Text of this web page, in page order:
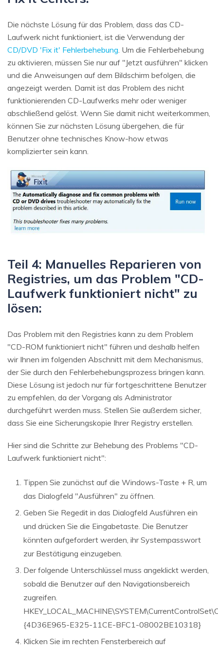
Die nächste Lösung für das Problem, dass das CD-
Laufwerk nicht funktioniert, ist die Verwendung der
CD/DVD 'Fix it' Fehlerbehebung. Um die Fehlerbehebung
zu aktivieren, müssen Sie nur auf "Jetzt ausführen" klicken
und die Anweisungen auf dem Bildschirm befolgen, die
angezeigt werden. Damit ist das Problem des nicht
funktionierenden CD-Laufwerks mehr oder weniger
abschließend gelöst. Wenn Sie damit nicht weiterkommen,
können Sie zur nächsten Lösung übergehen, die für
Benutzer ohne technisches Know-how etwas
komplizierter sein kann.
Teil 4: Manuelles Reparieren von
Registries, um das Problem "CD-
Laufwerk funktioniert nicht" zu
lösen:
Das Problem mit den Registries kann zu dem Problem
"CD-ROM funktioniert nicht" führen und deshalb helfen
wir Ihnen im folgenden Abschnitt mit dem Mechanismus,
der Sie durch den Fehlerbehebungsprozess bringen kann.
Diese Lösung ist jedoch nur für fortgeschrittene Benutzer
zu empfehlen, da der Vorgang als Administrator
durchgeführt werden muss. Stellen Sie außerdem sicher,
dass Sie eine Sicherungskopie Ihrer Registry erstellen.
Hier sind die Schritte zur Behebung des Problems "CD-
Laufwerk funktioniert nicht":
Tippen Sie zunächst auf die Windows-Taste + R, um
das Dialogfeld "Ausführen" zu öffnen.
Geben Sie Regedit in das Dialogfeld Ausführen ein
und drücken Sie die Eingabetaste. Die Benutzer
könnten aufgefordert werden, ihr Systempasswort
zur Bestätigung einzugeben.
Der folgende Unterschlüssel muss angeklickt werden,
sobald die Benutzer auf den Navigationsbereich
zugreifen.
{4D36E965-E325-11CE-BFC1-08002BE10318}
Klicken Sie im rechten Fensterbereich auf